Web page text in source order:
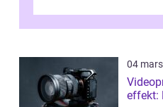
04
effekt: